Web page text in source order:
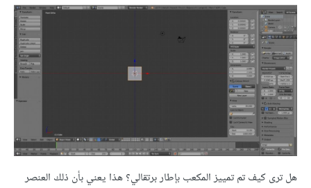
هل ترى كيف تم تمييز المكعب بإطار برتقالي؟ هذا يعني بأن ذلك العنصر